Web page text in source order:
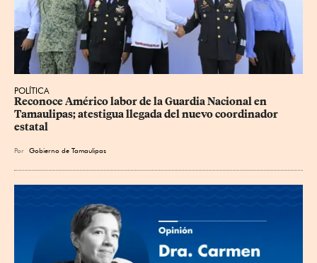
POLÍTICA
Reconoce Américo labor de la Guardia Nacional en
Tamaulipas; atestigua llegada del nuevo coordinador
estatal
Por Gobierno de Tamaulipas